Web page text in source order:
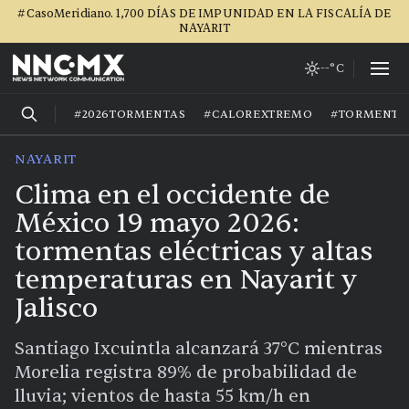
#CasoMeridiano. 1,700 DÍAS DE IMPUNIDAD EN LA FISCALÍA DE
NAYARIT
--°C
#2026TORMENTAS #CALOREXTREMO
NAYARIT
Clima en el occidente de
México 19 mayo 2026:
tormentas eléctricas y altas
temperaturas en Nayarit y
Jalisco
Santiago Ixcuintla alcanzará 37°C mientras
Morelia registra 89% de probabilidad de
lluvia; vientos de hasta 55 km/h en